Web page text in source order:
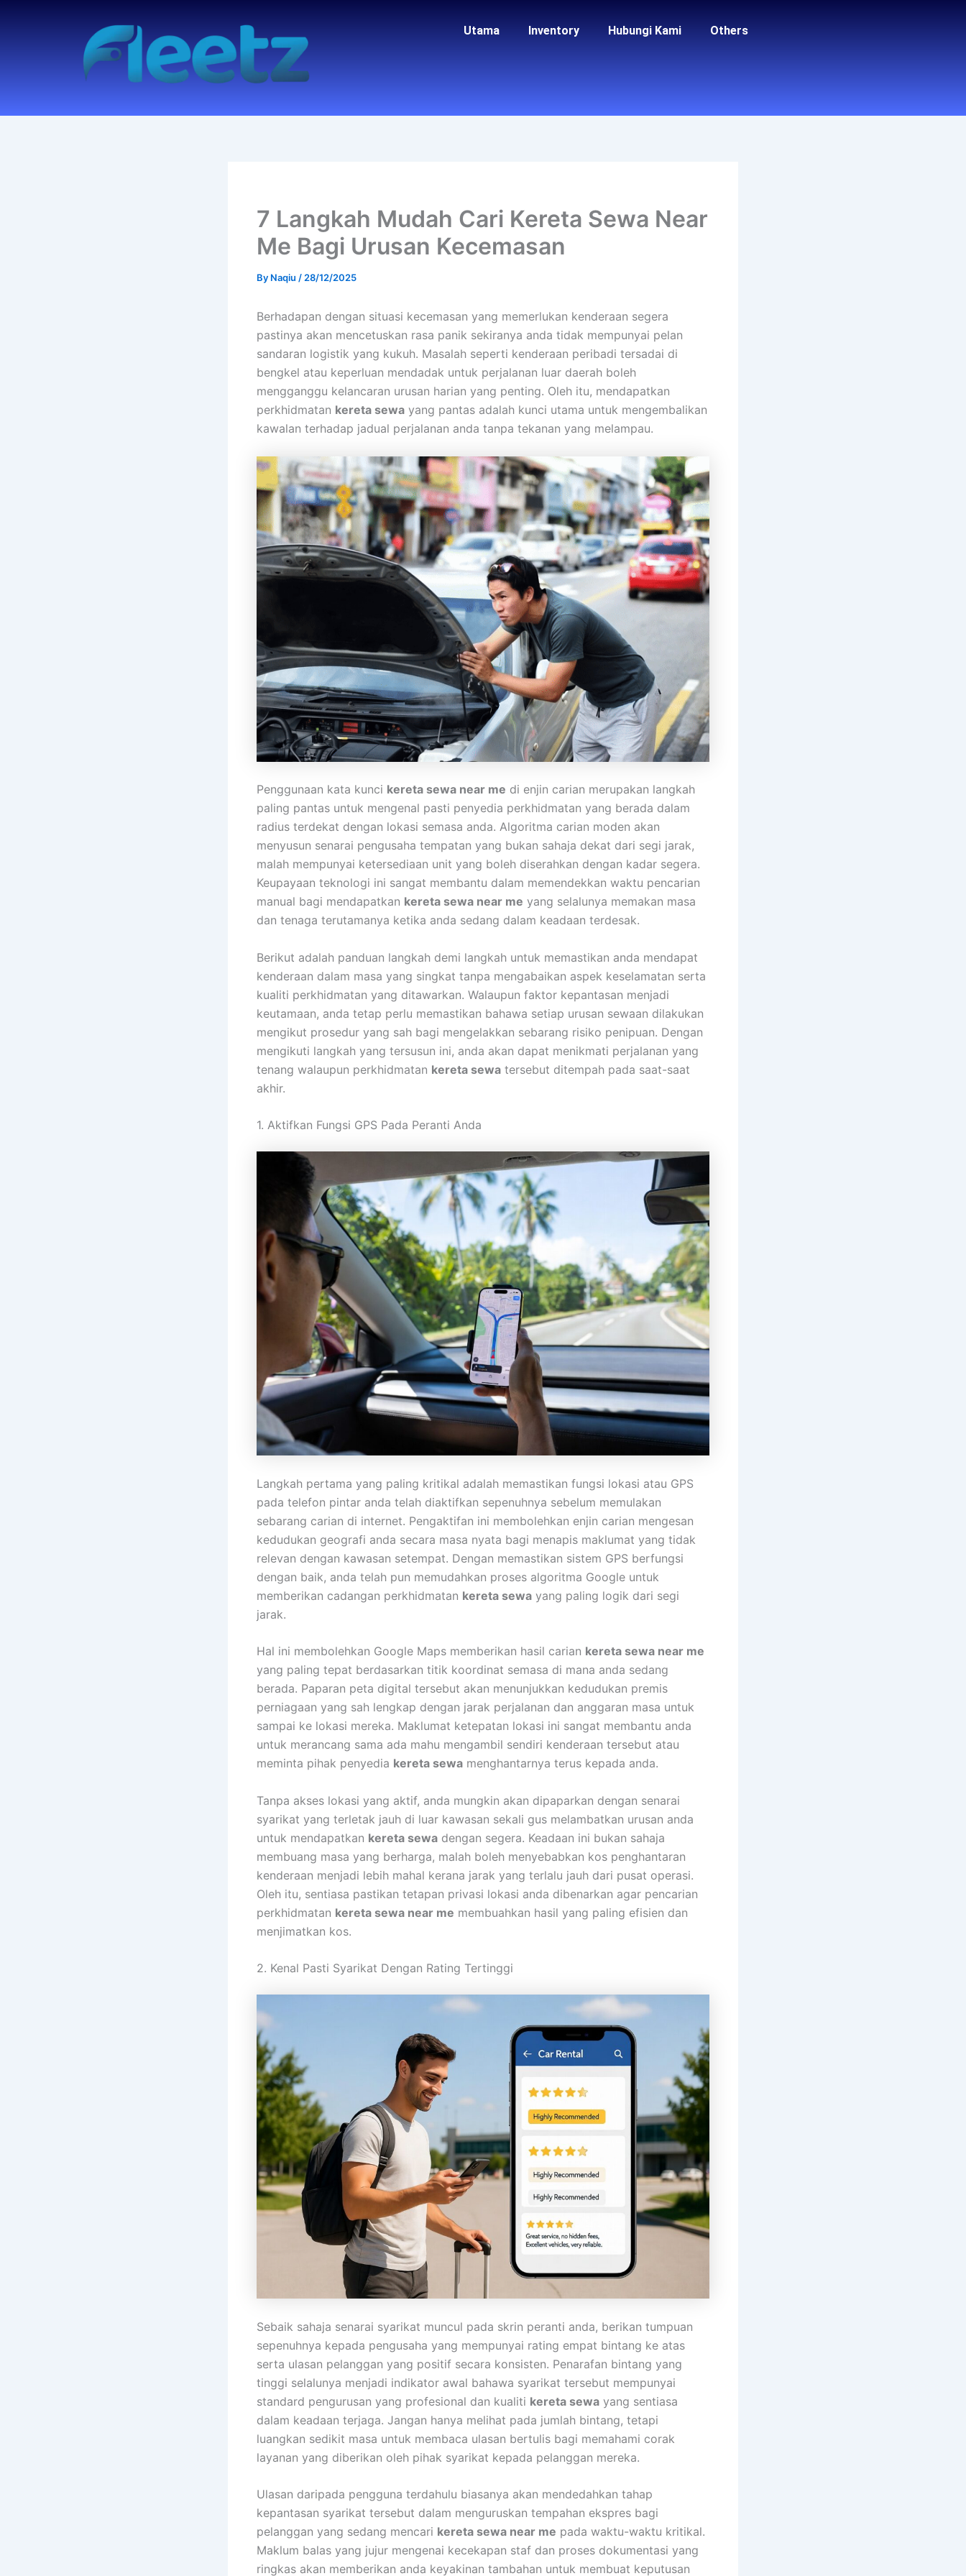
Utama Inventory Hubungi Kami Others
7 Langkah Mudah Cari Kereta Sewa Near
Me Bagi Urusan Kecemasan
By Naqiu / 28/12/2025
Berhadapan dengan situasi kecemasan yang memerlukan kenderaan segera
pastinya akan mencetuskan rasa panik sekiranya anda tidak mempunyai pelan
sandaran logistik yang kukuh. Masalah seperti kenderaan peribadi tersadai di
bengkel atau keperluan mendadak untuk perjalanan luar daerah boleh
mengganggu kelancaran urusan harian yang penting. Oleh itu, mendapatkan
perkhidmatan kereta sewa yang pantas adalah kunci utama untuk mengembalikan
kawalan terhadap jadual perjalanan anda tanpa tekanan yang melampau.
Penggunaan kata kunci kereta sewa near me di enjin carian merupakan langkah
paling pantas untuk mengenal pasti penyedia perkhidmatan yang berada dalam
radius terdekat dengan lokasi semasa anda. Algoritma carian moden akan
menyusun senarai pengusaha tempatan yang bukan sahaja dekat dari segi jarak,
malah mempunyai ketersediaan unit yang boleh diserahkan dengan kadar segera.
Keupayaan teknologi ini sangat membantu dalam memendekkan waktu pencarian
manual bagi mendapatkan kereta sewa near me yang selalunya memakan masa
dan tenaga terutamanya ketika anda sedang dalam keadaan terdesak.
Berikut adalah panduan langkah demi langkah untuk memastikan anda mendapat
kenderaan dalam masa yang singkat tanpa mengabaikan aspek keselamatan serta
kualiti perkhidmatan yang ditawarkan. Walaupun faktor kepantasan menjadi
keutamaan, anda tetap perlu memastikan bahawa setiap urusan sewaan dilakukan
mengikut prosedur yang sah bagi mengelakkan sebarang risiko penipuan. Dengan
mengikuti langkah yang tersusun ini, anda akan dapat menikmati perjalanan yang
tenang walaupun perkhidmatan kereta sewa tersebut ditempah pada saat-saat
akhir.
1. Aktifkan Fungsi GPS Pada Peranti Anda
Langkah pertama yang paling kritikal adalah memastikan fungsi lokasi atau GPS
pada telefon pintar anda telah diaktifkan sepenuhnya sebelum memulakan
sebarang carian di internet. Pengaktifan ini membolehkan enjin carian mengesan
kedudukan geografi anda secara masa nyata bagi menapis maklumat yang tidak
relevan dengan kawasan setempat. Dengan memastikan sistem GPS berfungsi
dengan baik, anda telah pun memudahkan proses algoritma Google untuk
memberikan cadangan perkhidmatan kereta sewa yang paling logik dari segi
jarak.
Hal ini membolehkan Google Maps memberikan hasil carian kereta sewa near me
yang paling tepat berdasarkan titik koordinat semasa di mana anda sedang
berada. Paparan peta digital tersebut akan menunjukkan kedudukan premis
perniagaan yang sah lengkap dengan jarak perjalanan dan anggaran masa untuk
sampai ke lokasi mereka. Maklumat ketepatan lokasi ini sangat membantu anda
untuk merancang sama ada mahu mengambil sendiri kenderaan tersebut atau
meminta pihak penyedia kereta sewa menghantarnya terus kepada anda.
Tanpa akses lokasi yang aktif, anda mungkin akan dipaparkan dengan senarai
syarikat yang terletak jauh di luar kawasan sekali gus melambatkan urusan anda
untuk mendapatkan kereta sewa dengan segera. Keadaan ini bukan sahaja
membuang masa yang berharga, malah boleh menyebabkan kos penghantaran
kenderaan menjadi lebih mahal kerana jarak yang terlalu jauh dari pusat operasi.
Oleh itu, sentiasa pastikan tetapan privasi lokasi anda dibenarkan agar pencarian
perkhidmatan kereta sewa near me membuahkan hasil yang paling efisien dan
menjimatkan kos.
2. Kenal Pasti Syarikat Dengan Rating Tertinggi
Sebaik sahaja senarai syarikat muncul pada skrin peranti anda, berikan tumpuan
sepenuhnya kepada pengusaha yang mempunyai rating empat bintang ke atas
serta ulasan pelanggan yang positif secara konsisten. Penarafan bintang yang
tinggi selalunya menjadi indikator awal bahawa syarikat tersebut mempunyai
standard pengurusan yang profesional dan kualiti kereta sewa yang sentiasa
dalam keadaan terjaga. Jangan hanya melihat pada jumlah bintang, tetapi
luangkan sedikit masa untuk membaca ulasan bertulis bagi memahami corak
layanan yang diberikan oleh pihak syarikat kepada pelanggan mereka.
Ulasan daripada pengguna terdahulu biasanya akan mendedahkan tahap
kepantasan syarikat tersebut dalam menguruskan tempahan ekspres bagi
pelanggan yang sedang mencari kereta sewa near me pada waktu-waktu kritikal.
Maklum balas yang jujur mengenai kecekapan staf dan proses dokumentasi yang
ringkas akan memberikan anda keyakinan tambahan untuk membuat keputusan